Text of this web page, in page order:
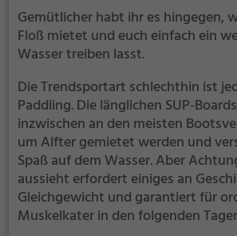
Gemütlicher habt ihr es hingegen,
Floß mietet und euch einfach ein
Wasser treiben lasst.
Die Trendsportart schlechthin ist
Paddling. Die länglichen SUP-
inzwischen an den meisten
um Alfter gemietet werden und
Spaß auf dem Wasser. Aber
aussieht erfordert einiges an
Gleichgewicht und garantiert für
Muskelkater in den folgenden